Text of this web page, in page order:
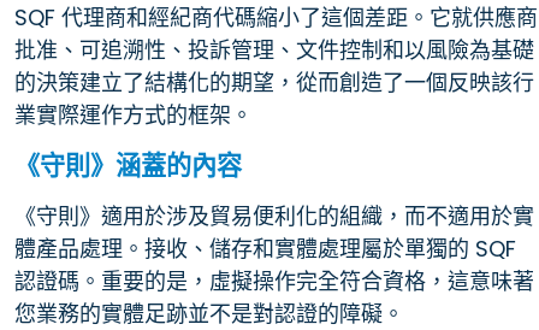
SQF 代理商和經紀商代碼縮小了這個差距。它就供應商
批准、可追溯性、投訴管理、文件控制和以風險為基礎
的決策建立了結構化的期望，從而創造了一個反映該行
業實際運作方式的框架。
《守則》涵蓋的內容
《守則》適用於涉及貿易便利化的組織，而不適用於實
體產品處理。接收、儲存和實體處理屬於單獨的 SQF
認證碼。重要的是，虛擬操作完全符合資格，這意味著
您業務的實體足跡並不是對認證的障礙。